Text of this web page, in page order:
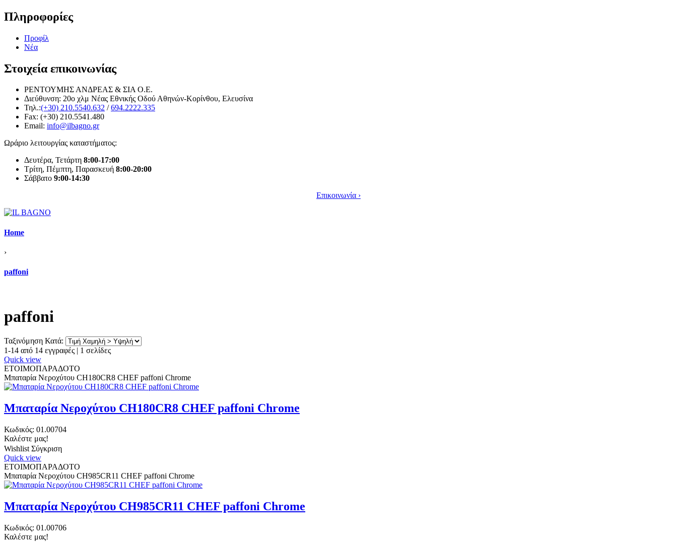
Πληροφορίες
Προφίλ
Νέα
Στοιχεία επικοινωνίας
ΡΕΝΤΟΥΜΗΣ ΑΝΔΡΕΑΣ & ΣΙΑ Ο.Ε.
Διεύθυνση: 20o χλμ Νέας Εθνικής Οδού Αθηνών-Κορίνθου, Ελευσίνα
Τηλ.:(+30) 210.5540.632 /694.2222.335
Fax: (+30) 210.5541.480
Email: info@ilbagno.gr
Ωράριο λειτουργίας καταστήματος:
Δευτέρα, Τετάρτη 8:00-17:00
Τρίτη, Πέμπτη, Παρασκευή 8:00-20:00
Σάββατο 9:00-14:30
Επικοινωνία ›
Home
›
paffoni
paffoni
Ταξινόμηση Κατά:
1-14 από 14 εγγραφές | 1 σελίδες
Quick view
ΕΤΟΙΜΟΠΑΡΑΔΟΤΟ
Μπαταρία Νεροχύτου CH180CR8 CHEF paffoni Chrome
Μπαταρία Νεροχύτου CH180CR8 CHEF paffoni Chrome
Κωδικός: 01.00704
Καλέστε μας!
Wishlist Σύγκριση
Quick view
ΕΤΟΙΜΟΠΑΡΑΔΟΤΟ
Μπαταρία Νεροχύτου CH985CR11 CHEF paffoni Chrome
Μπαταρία Νεροχύτου CH985CR11 CHEF paffoni Chrome
Κωδικός: 01.00706
Καλέστε μας!